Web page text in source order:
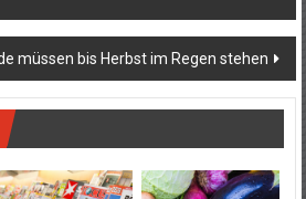
müssen bis Herbst im Regen stehen